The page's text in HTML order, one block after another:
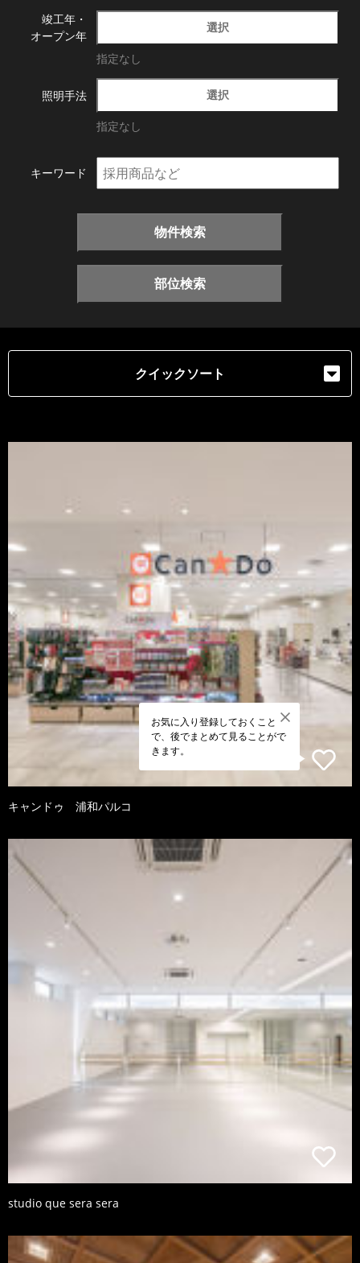
竣工年・
オープン年
選択
指定なし
照明手法 選択
指定なし
キーワード
物件検索
部位検索
クイックソート
お気に入り登録しておくこと
で、後でまとめて見ることがで
きます。
キャンドゥ 浦和パルコ
studio que sera sera